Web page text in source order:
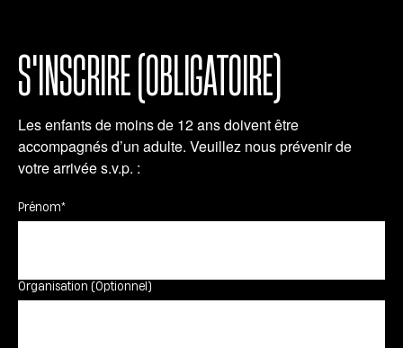
S'INSCRIRE (OBLIGATOIRE)
Les enfants de moins de 12 ans doivent être
accompagnés d’un adulte. Veuillez nous prévenir de
votre arrivée s.v.p. :
Prénom*
Organisation (Optionnel)